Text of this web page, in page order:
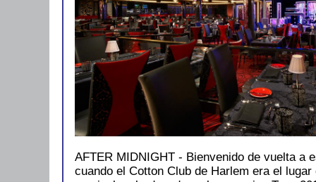
AFTER MIDNIGHT - Bienvenido de vuelta a
cuando el Cotton Club de Harlem era el